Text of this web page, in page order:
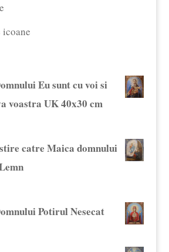
Eu sunt cu voi si
voastra UK 40x30 cm
catre Maica domnului
Potirul Nesecat